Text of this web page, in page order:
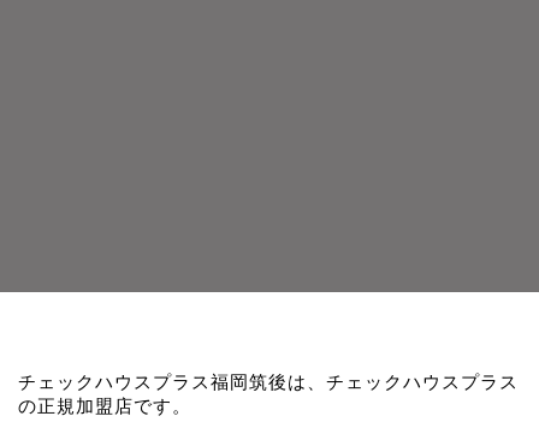
チェックハウスプラス福岡筑後は、チェックハウスプラス
の正規加盟店です。